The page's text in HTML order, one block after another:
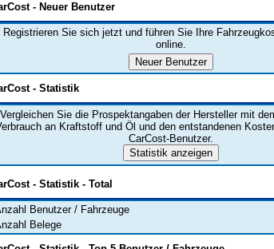
- Neuer Benutzer
Registrieren Sie sich jetzt und führen Sie Ihre
online.
- Statistik
Vergleichen Sie die Prospektangaben der Hersteller mit
an Kraftstoff und Öl und den entstandenen
CarCost-Benutzer.
- Statistik - Total
Benutzer / Fahrzeuge
Belege